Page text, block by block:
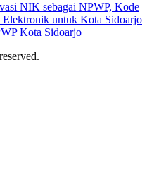
NIK sebagai NPWP, Kode
Elektronik untuk Kota Sidoarjo
Kota Sidoarjo